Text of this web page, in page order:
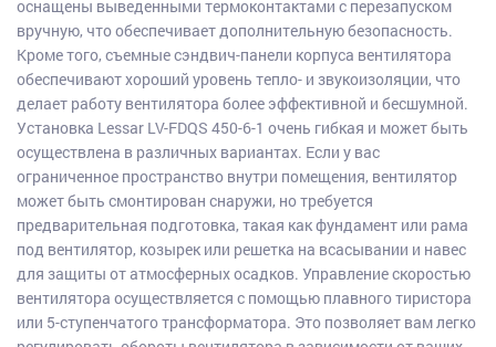
оснащены выведенными термоконтактами с перезапуском
вручную, что обеспечивает дополнительную безопасность.
Кроме того, съемные сэндвич-панели корпуса вентилятора
обеспечивают хороший уровень тепло- и звукоизоляции, что
делает работу вентилятора более эффективной и бесшумной.
Установка Lessar LV-FDQS 450-6-1 очень гибкая и может быть
осуществлена в различных вариантах. Если у вас
ограниченное пространство внутри помещения, вентилятор
может быть смонтирован снаружи, но требуется
предварительная подготовка, такая как фундамент или рама
под вентилятор, козырек или решетка на всасывании и навес
для защиты от атмосферных осадков. Управление скоростью
вентилятора осуществляется с помощью плавного тиристора
или 5-ступенчатого трансформатора. Это позволяет вам легко